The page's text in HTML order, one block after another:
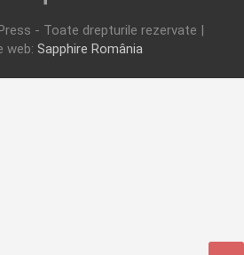
- Toate drepturile rezervate |
web: Sapphire România